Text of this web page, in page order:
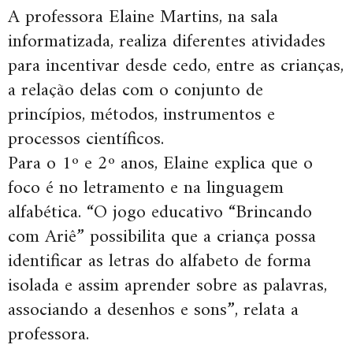
A professora Elaine Martins, na sala
informatizada, realiza diferentes atividades
para incentivar desde cedo, entre as crianças,
a relação delas com o conjunto de
princípios, métodos, instrumentos e
processos científicos.
Para o 1º e 2º anos, Elaine explica que o
foco é no letramento e na linguagem
alfabética. “O jogo educativo “Brincando
com Ariê” possibilita que a criança possa
identificar as letras do alfabeto de forma
isolada e assim aprender sobre as palavras,
associando a desenhos e sons”, relata a
professora.